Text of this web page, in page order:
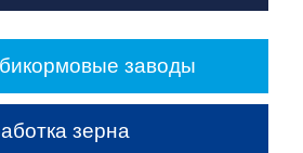
заводы
зерна